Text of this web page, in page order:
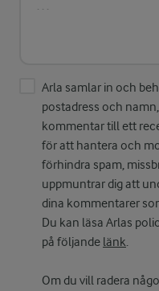
Arla samlar in och
postadress och
kommentar till ett
för att hantera och
förhindra spam,
uppmuntrar dig att
dina kommentarer
Du kan läsa Arlas
på följande länk.
Om du vill radera